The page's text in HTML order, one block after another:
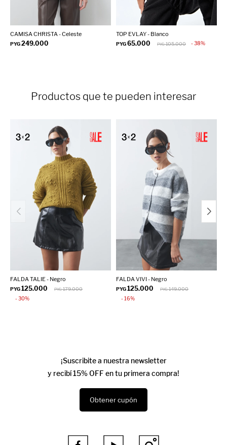
CAMISA CHRISTA - Celeste
PYG249.000
TOP EVLAY - Blanco
PYG65.000 PYG 105.000 38
Productos que te pueden interesar
FALDA TALIE - Negro
PYG125.000 PYG 179.000
30
FALDA VIVI - Negro
PYG125.000 PYG 149.000
16
¡Suscribite a nuestra newsletter
y recibí 15% OFF en tu primera compra!
Obtener cupón